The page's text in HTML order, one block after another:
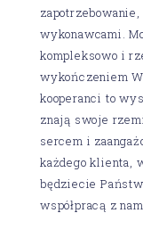
wykonawcami.
kompleksowo i
wykończeniem
kooperanci to
znają swoje
sercem i
każdego klienta,
będziecie
współpracą z